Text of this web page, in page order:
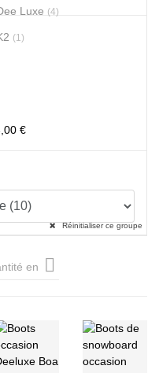
Luxe (4)
(1)
€
Réinitialiser ce groupe
en 